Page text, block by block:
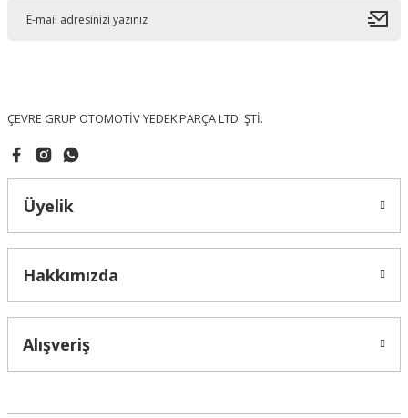
ÇEVRE GRUP OTOMOTİV YEDEK PARÇA LTD. ŞTİ.
Üyelik
Hakkımızda
Alışveriş